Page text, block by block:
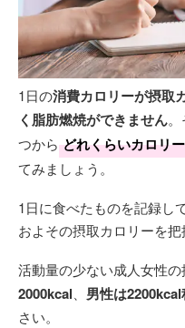
1日の消費カロリーが摂取
く脂肪燃焼ができません
つから どれくらいカロリ
てみましょう。
1日に食べたものを記録し
およその摂取カロリーを把
活動量の少ない成人女性
2000kcal
男性は
さい。